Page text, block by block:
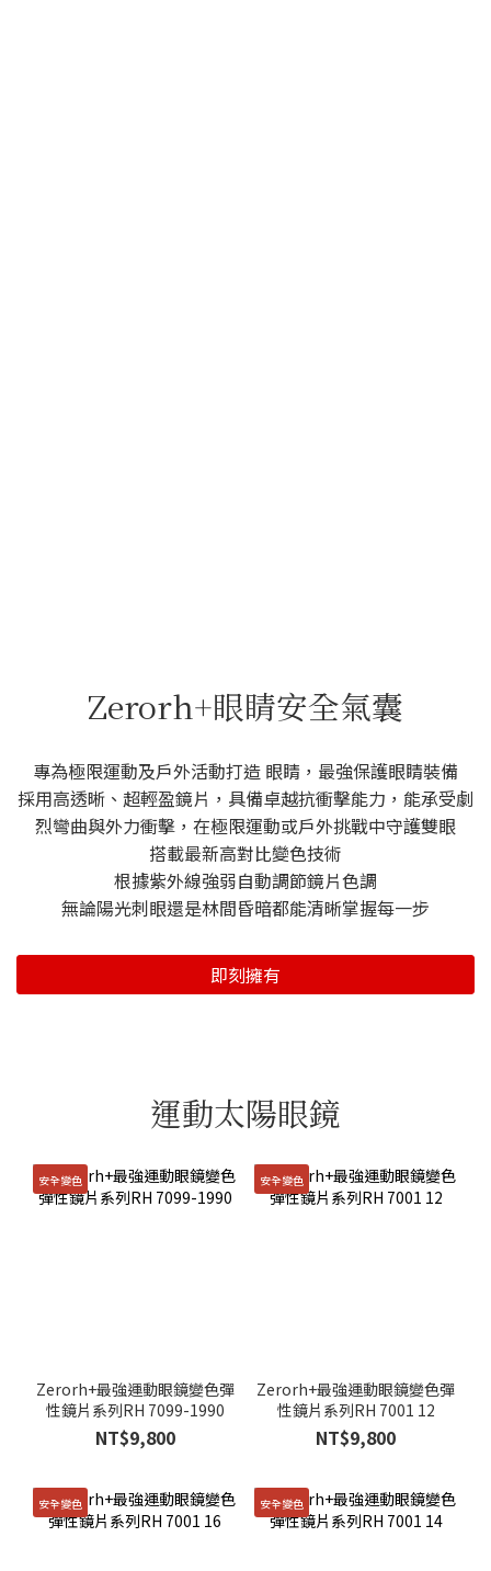
Zerorh+眼睛安全氣囊
專為極限運動及戶外活動打造 眼睛，最強保護眼睛裝備
採用高透晰、超輕盈鏡片，具備卓越抗衝擊能力，能承受劇
烈彎曲與外力衝擊，在極限運動或戶外挑戰中守護雙眼
搭載最新高對比變色技術
根據紫外線強弱自動調節鏡片色調
無論陽光刺眼還是林間昏暗都能清晰掌握每一步
即刻擁有
運動太陽眼鏡
安全變色
Zerorh+最強運動眼鏡變色彈
性鏡片系列RH 7099-1990
NT$9,800
安全變色
Zerorh+最強運動眼鏡變色彈
性鏡片系列RH 7001 12
NT$9,800
安全變色 安全變色